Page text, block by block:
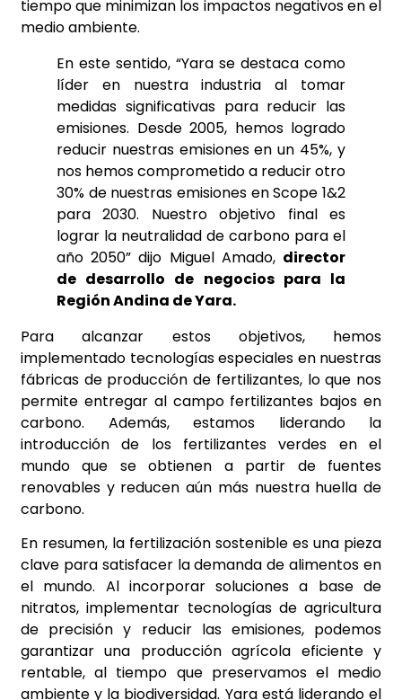
tiempo que minimizan los impactos negativos en el
medio ambiente.
En este sentido, “Yara se destaca como
líder en nuestra industria al tomar
medidas significativas para reducir las
emisiones. Desde 2005, hemos logrado
reducir nuestras emisiones en un 45%, y
nos hemos comprometido a reducir otro
30% de nuestras emisiones en Scope 1&2
para 2030. Nuestro objetivo final es
lograr la neutralidad de carbono para el
año 2050” dijo Miguel Amado, director
de desarrollo de negocios para la
Región Andina de Yara.
Para alcanzar estos objetivos, hemos
implementado tecnologías especiales en nuestras
fábricas de producción de fertilizantes, lo que nos
permite entregar al campo fertilizantes bajos en
carbono. Además, estamos liderando la
introducción de los fertilizantes verdes en el
mundo que se obtienen a partir de fuentes
renovables y reducen aún más nuestra huella de
carbono.
En resumen, la fertilización sostenible es una pieza
clave para satisfacer la demanda de alimentos en
el mundo. Al incorporar soluciones a base de
nitratos, implementar tecnologías de agricultura
de precisión y reducir las emisiones, podemos
garantizar una producción agrícola eficiente y
rentable, al tiempo que preservamos el medio
ambiente y la biodiversidad. Yara está liderando el